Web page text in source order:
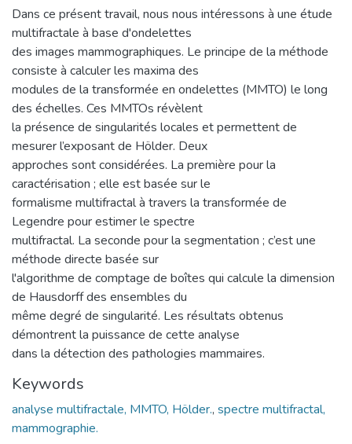
Dans ce présent travail, nous nous intéressons à une étude
multifractale à base d'ondelettes
des images mammographiques. Le principe de la méthode
consiste à calculer les maxima des
modules de la transformée en ondelettes (MMTO) le long
des échelles. Ces MMTOs révèlent
la présence de singularités locales et permettent de
mesurer l’exposant de Hölder. Deux
approches sont considérées. La première pour la
caractérisation ; elle est basée sur le
formalisme multifractal à travers la transformée de
Legendre pour estimer le spectre
multifractal. La seconde pour la segmentation ; c’est une
méthode directe basée sur
l'algorithme de comptage de boîtes qui calcule la dimension
de Hausdorff des ensembles du
même degré de singularité. Les résultats obtenus
démontrent la puissance de cette analyse
dans la détection des pathologies mammaires.
Keywords
analyse multifractale, MMTO, Hölder., spectre multifractal,
mammographie.